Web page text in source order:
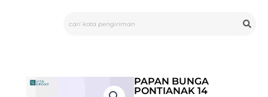
PAPAN BUNGA
PONTIANAK 14